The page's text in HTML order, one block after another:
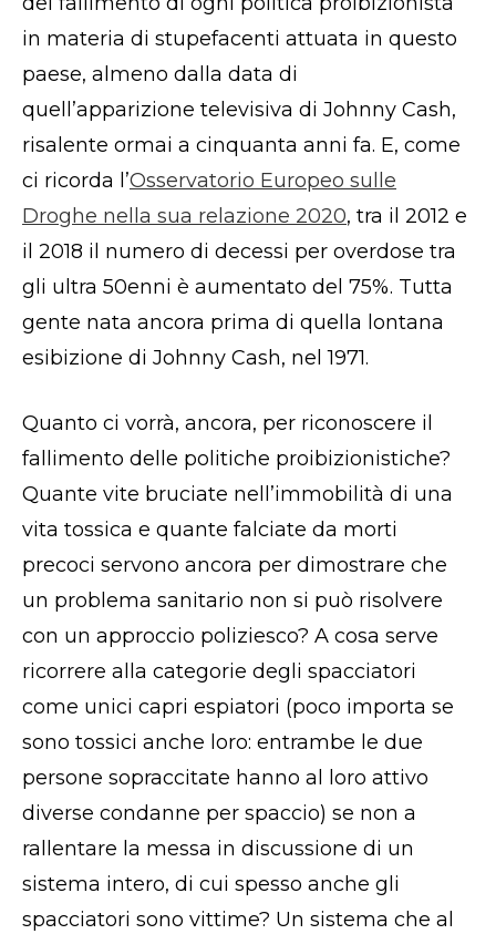
in materia di stupefacenti attuata in questo
paese, almeno dalla data di
quell’apparizione televisiva di Johnny Cash,
risalente ormai a cinquanta anni fa. E, come
ci ricorda l’Osservatorio Europeo sulle
Droghe nella sua relazione 2020, tra il 2012 e
il 2018 il numero di decessi per overdose tra
gli ultra 50enni è aumentato del 75%. Tutta
gente nata ancora prima di quella lontana
esibizione di Johnny Cash, nel 1971.
Quanto ci vorrà, ancora, per riconoscere il
fallimento delle politiche proibizionistiche?
Quante vite bruciate nell’immobilità di una
vita tossica e quante falciate da morti
precoci servono ancora per dimostrare che
un problema sanitario non si può risolvere
con un approccio poliziesco? A cosa serve
ricorrere alla categorie degli spacciatori
come unici capri espiatori (poco importa se
sono tossici anche loro: entrambe le due
persone sopraccitate hanno al loro attivo
diverse condanne per spaccio) se non a
rallentare la messa in discussione di un
sistema intero, di cui spesso anche gli
spacciatori sono vittime? Un sistema che al